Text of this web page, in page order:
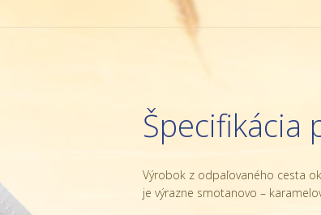
Špecifikácia
Výrobok z odpaľovaného cesta
je výrazne smotanovo –